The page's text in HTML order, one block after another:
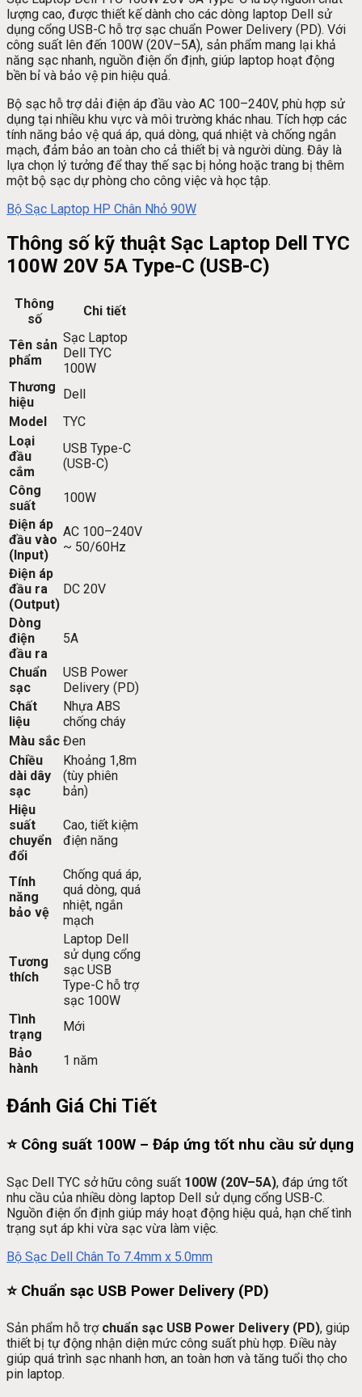
50/60Hz
Sạc
Nhanh
số
lượng
lượng cao, được thiết kế dành cho các dòng laptop Dell sử
dụng cổng USB-C hỗ trợ sạc chuẩn Power Delivery (PD). Với
công suất lên đến 100W (20V–5A), sản phẩm mang lại khả
năng sạc nhanh, nguồn điện ổn định, giúp laptop hoạt động
bền bỉ và bảo vệ pin hiệu quả.
Bộ sạc hỗ trợ dải điện áp đầu vào AC 100–240V, phù hợp sử
dụng tại nhiều khu vực và môi trường khác nhau. Tích hợp các
tính năng bảo vệ quá áp, quá dòng, quá nhiệt và chống ngắn
mạch, đảm bảo an toàn cho cả thiết bị và người dùng. Đây là
lựa chọn lý tưởng để thay thế sạc bị hỏng hoặc trang bị thêm
một bộ sạc dự phòng cho công việc và học tập.
Bộ Sạc Laptop HP Chân Nhỏ 90W
Thông số kỹ thuật Sạc Laptop Dell TYC
100W 20V 5A Type-C (USB-C)
Thông
số
Chi tiết
Tên sản
phẩm
Sạc Laptop
Dell TYC
100W
Thương
hiệu
Dell
Model
TYC
Loại
đầu
cắm
USB Type-C
(USB-C)
Công
suất
100W
Điện áp
đầu vào
(Input)
AC 100–240V
~ 50/60Hz
Điện áp
đầu ra
(Output)
DC 20V
Dòng
điện
đầu ra
5A
Chuẩn
sạc
USB Power
Delivery (PD)
Chất
liệu
Nhựa ABS
chống cháy
Màu sắc Đen
Chiều
dài dây
sạc
Khoảng 1,8m
(tùy phiên
bản)
Hiệu
suất
chuyển
đổi
Cao, tiết kiệm
điện năng
Tính
năng
bảo vệ
Chống quá áp,
quá dòng, quá
nhiệt, ngắn
mạch
Tương
thích
Laptop Dell
sử dụng cổng
sạc USB
Type-C hỗ trợ
sạc 100W
Tình
trạng
Mới
Bảo
hành
1 năm
Đánh Giá Chi Tiết
⭐ Công suất 100W – Đáp ứng tốt nhu cầu sử dụng
Sạc Dell TYC sở hữu công suất 100W (20V–5A), đáp ứng tốt
nhu cầu của nhiều dòng laptop Dell sử dụng cổng USB-C.
Nguồn điện ổn định giúp máy hoạt động hiệu quả, hạn chế tình
trạng sụt áp khi vừa sạc vừa làm việc.
Bộ Sạc Dell Chân To 7.4mm x 5.0mm
⭐ Chuẩn sạc USB Power Delivery (PD)
Sản phẩm hỗ trợ chuẩn sạc USB Power Delivery (PD), giúp
thiết bị tự động nhận diện mức công suất phù hợp. Điều này
giúp quá trình sạc nhanh hơn, an toàn hơn và tăng tuổi thọ cho
pin laptop.